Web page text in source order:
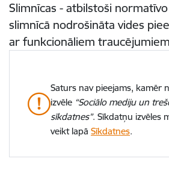
Slimnīcas - atbilstoši
slimnīcā nodrošināta vides
ar funkcionāliem traucējumiem
Saturs nav pieejams, kamēr
izvēle “Sociālo mediju un
sīkdatnes”. Sīkdatņu izvēles
veikt lapā Sīkdatnes.